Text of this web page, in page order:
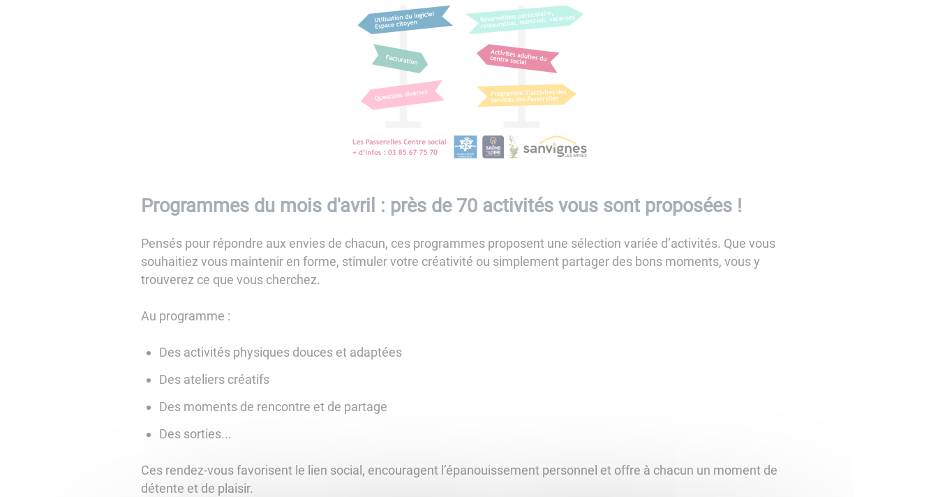
Programmes du mois d'avril : près de 70 activités vous sont proposées !
Pensés pour répondre aux envies de chacun, ces programmes proposent une sélection variée d’activités. Que vous
souhaitiez vous maintenir en forme, stimuler votre créativité ou simplement partager des bons moments, vous y
trouverez ce que vous cherchez.
Au programme :
Des activités physiques douces et adaptées
Des ateliers créatifs
Des moments de rencontre et de partage
Des sorties...
Ces rendez-vous favorisent le lien social, encouragent l’épanouissement personnel et offre à chacun un moment de
détente et de plaisir.